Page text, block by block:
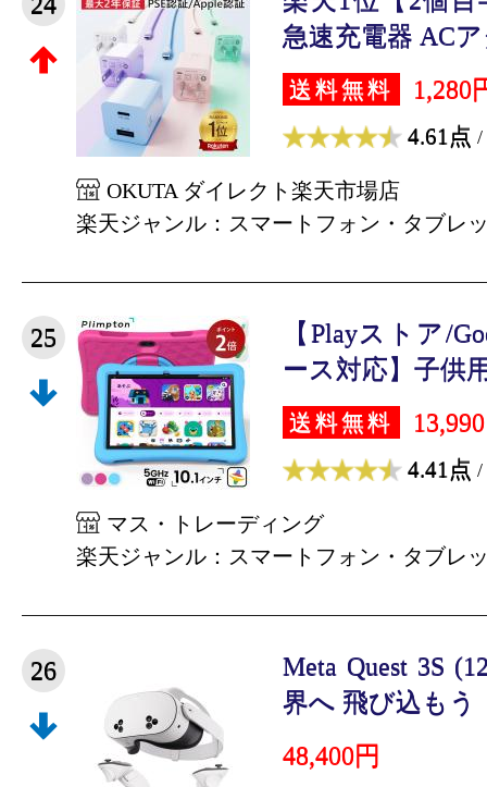
急速充電器 AC
送料無料 1,280
4.61点 /
OKUTA ダイレクト楽天市場店
楽天ジャンル：スマートフォン・タブレ
25
【Playストア/
ース対応】子供
送料無料
4.41点 /
マス・トレーディング
楽天ジャンル：スマートフォン・タブレ
26
Meta Quest 3S
界へ 飛び込もう
48,400円